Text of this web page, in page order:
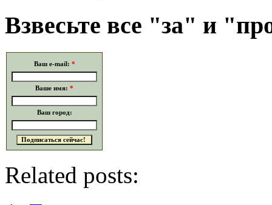
Взвесьте все "за" и
Ваш e-mail: *
Ваше имя: *
Ваш город:
Related posts: